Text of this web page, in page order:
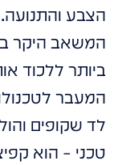
הצבע
המשאב היקר
ביותר ללכוד
המעבר
לד שקופים
טכני – הוא